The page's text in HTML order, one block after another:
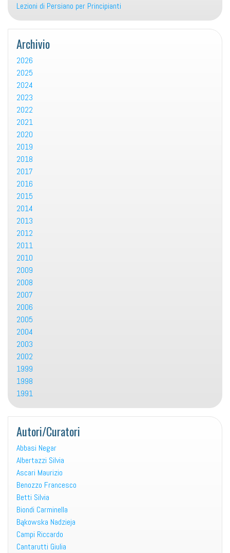
Lezioni di Persiano per Principianti
Archivio
2026
2025
2024
2023
2022
2021
2020
2019
2018
2017
2016
2015
2014
2013
2012
2011
2010
2009
2008
2007
2006
2005
2004
2003
2002
1999
1998
1991
Autori/Curatori
Abbasi Negar
Albertazzi Silvia
Ascari Maurizio
Benozzo Francesco
Betti Silvia
Biondi Carminella
Bąkowska Nadzieja
Campi Riccardo
Cantarutti Giulia